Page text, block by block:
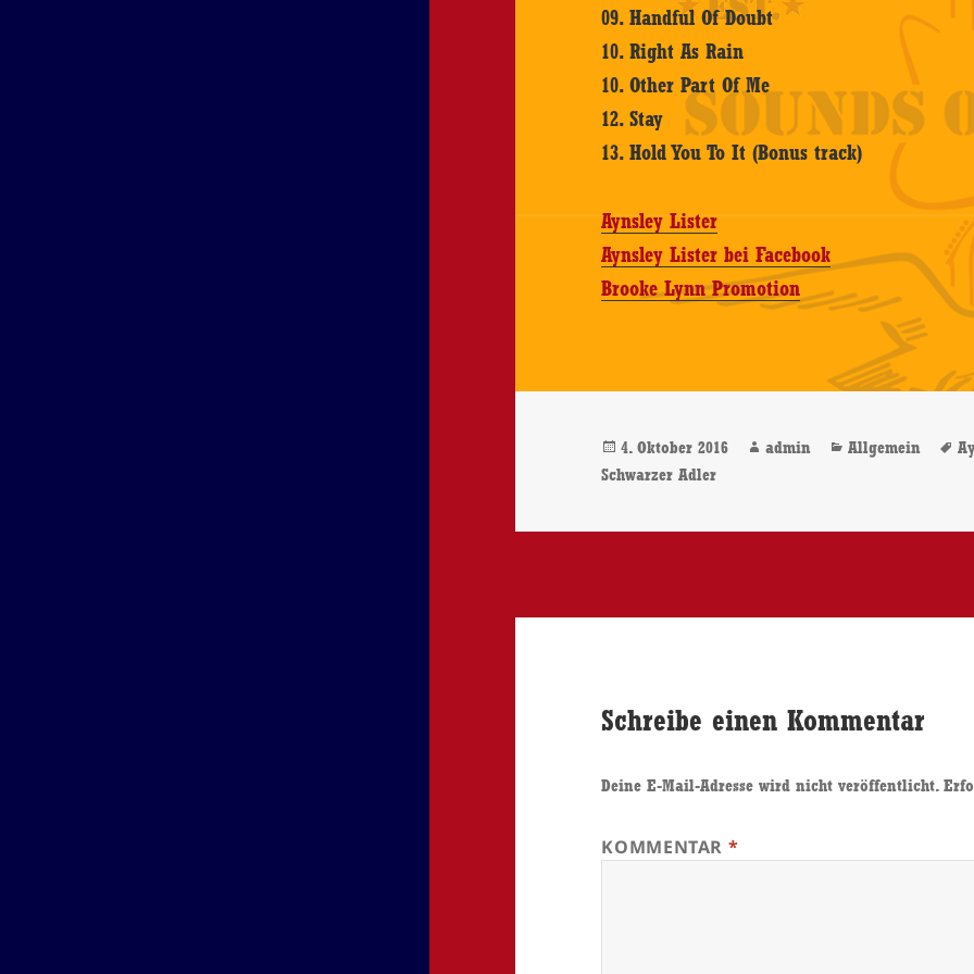
09. Handful Of Doubt
10. Right As Rain
10. Other Part Of Me
12. Stay
13. Hold You To It (Bonus track)
Aynsley Lister
Aynsley Lister bei Facebook
Brooke Lynn Promotion
Veröffentlicht
am
4. Oktober 2016 Autor
admin Kategorien
Allgemein
Schwarzer Adler
Schreibe einen Kommentar
Deine E-Mail-Adresse wird nicht veröffentlicht.
KOMMENTAR *